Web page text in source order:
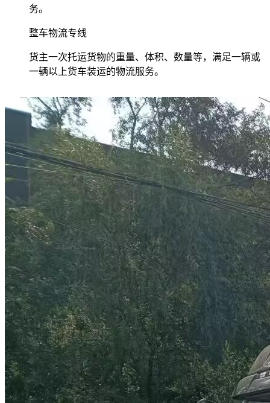
务。
整车物流专线
货主一次托运货物的重量、体积、数量等，满足一辆或
一辆以上货车装运的物流服务。